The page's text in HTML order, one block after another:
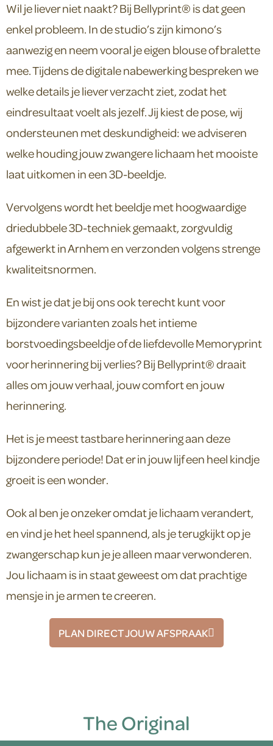
Wil je liever niet naakt? Bij Bellyprint® is dat geen
enkel probleem. In de studio’s zijn kimono’s
aanwezig en neem vooral je eigen blouse of bralette
mee. Tijdens de digitale nabewerking bespreken we
welke details je liever verzacht ziet, zodat het
eindresultaat voelt als jezelf. Jij kiest de pose, wij
ondersteunen met deskundigheid: we adviseren
welke houding jouw zwangere lichaam het mooiste
laat uitkomen in een 3D-beeldje.
Vervolgens wordt het beeldje met hoogwaardige
driedubbele 3D-techniek gemaakt, zorgvuldig
afgewerkt in Arnhem en verzonden volgens strenge
kwaliteitsnormen.
En wist je dat je bij ons ook terecht kunt voor
bijzondere varianten zoals het intieme
borstvoedingsbeeldje of de liefdevolle Memoryprint
voor herinnering bij verlies? Bij Bellyprint® draait
alles om jouw verhaal, jouw comfort en jouw
herinnering.
Het is je meest tastbare herinnering aan deze
bijzondere periode! Dat er in jouw lijf een heel kindje
groeit is een wonder.
Ook al ben je onzeker omdat je lichaam verandert,
en vind je het heel spannend, als je terugkijkt op je
zwangerschap kun je je alleen maar verwonderen.
Jou lichaam is in staat geweest om dat prachtige
mensje in je armen te creeren.
PLAN DIRECT JOUW AFSPRAAK
The Original